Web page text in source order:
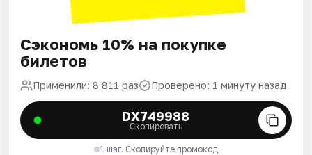
Сэкономь 10% на покупке
билетов
Применили: 8 811 раз Проверено: 1 минуту назад
DX749988
Скопировать
1 шаг. Скопируйте промокод